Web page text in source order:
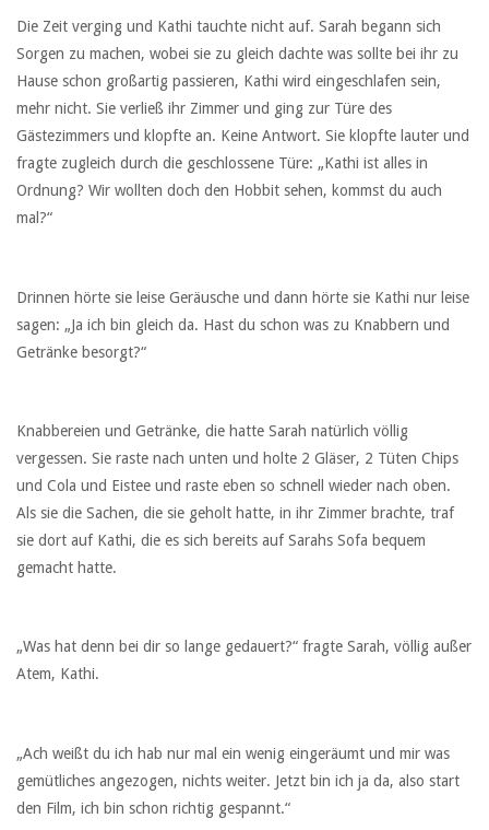
Die Zeit verging und Kathi tauchte nicht auf. Sarah begann sich
Sorgen zu machen, wobei sie zu gleich dachte was sollte bei ihr zu
Hause schon großartig passieren, Kathi wird eingeschlafen sein,
mehr nicht. Sie verließ ihr Zimmer und ging zur Türe des
Gästezimmers und klopfte an. Keine Antwort. Sie klopfte lauter und
fragte zugleich durch die geschlossene Türe: „Kathi ist alles in
Ordnung? Wir wollten doch den Hobbit sehen, kommst du auch
mal?“
Drinnen hörte sie leise Geräusche und dann hörte sie Kathi nur leise
sagen: „Ja ich bin gleich da. Hast du schon was zu Knabbern und
Getränke besorgt?“
Knabbereien und Getränke, die hatte Sarah natürlich völlig
vergessen. Sie raste nach unten und holte 2 Gläser, 2 Tüten Chips
und Cola und Eistee und raste eben so schnell wieder nach oben.
Als sie die Sachen, die sie geholt hatte, in ihr Zimmer brachte, traf
sie dort auf Kathi, die es sich bereits auf Sarahs Sofa bequem
gemacht hatte.
„Was hat denn bei dir so lange gedauert?“ fragte Sarah, völlig außer
Atem, Kathi.
„Ach weißt du ich hab nur mal ein wenig eingeräumt und mir was
gemütliches angezogen, nichts weiter. Jetzt bin ich ja da, also start
den Film, ich bin schon richtig gespannt.“